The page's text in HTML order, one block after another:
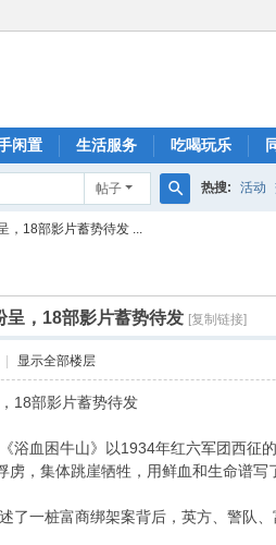
闲置 生活服务 吃喝玩乐
帖子 热搜: 活动
，18部影片蓄势待发 ...
呈，18部影片蓄势待发 [复制链接]
显示全部楼层
18部影片蓄势待发
浴血困牛山》以1934年红六军团西征
虏，集体跳崖牺牲，用鲜血和生命谱写
了一桩富商绑架案背后，英方、警队